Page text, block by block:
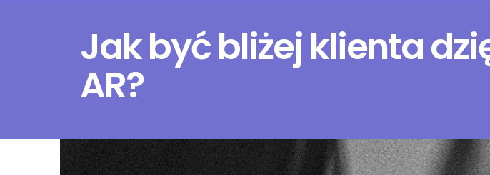
Jak być bliżej klienta
AR?